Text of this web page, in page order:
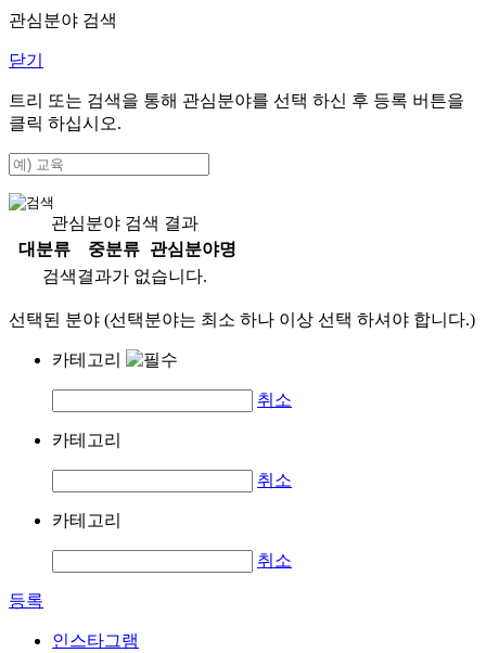
관심분야 검색
닫기
트리 또는 검색을 통해 관심분야를 선택 하신 후 등록 버튼을
클릭 하십시오.
관심분야 검색 결과
대분류
중분류
관심분야명
검색결과가 없습니다.
선택된 분야 (선택분야는 최소 하나 이상 선택 하셔야 합니다.)
카테고리
취소
카테고리
취소
카테고리
취소
등록
인스타그램